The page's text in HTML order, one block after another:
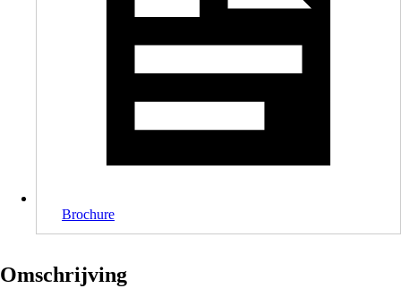
Brochure
Omschrijving